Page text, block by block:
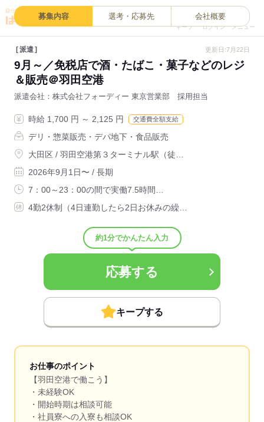
キープ ログイン メニュー
募集内容 選考・応募先 会社概要
派遣 更新日:7月22日
9月～／免税店で酒・たばこ・菓子などのレジ
＆販売＠羽田空港
派遣会社 株式会社フォーディー 東京営業部 採用担当
時給 1,700 円 ～ 2,125 円 交通費全額支給
デリ・惣菜販売・デパ地下・食品販売
大田区 / 羽田空港第３ターミナル駅（徒…
2026年9月1日〜 / 長期
7：00～23：00の間で実働7.5時間…
4勤2休制（4日連勤したら2日お休みの繰…
約1分でかんたん入力
応募する
キープする
お仕事のポイント
【羽田空港で働こう】
・未経験OK
・開始時期は相談可能
・社員寮への入寮も相談OK